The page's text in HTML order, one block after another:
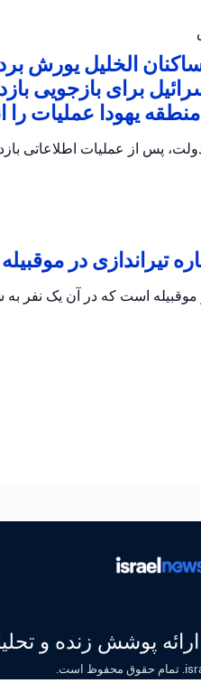
الخلیل یورش
برای بازجویی
یهودا عملیات را
پس از عملیات اطلاعاتی
تیراندازی در
موقبیله است که در آن یک نفر
ارائه پوشش زنده و